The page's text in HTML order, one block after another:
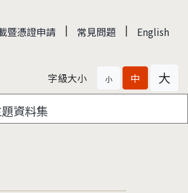
暨憑證申請 | 常見問題 | English
字級大小 小 中 大
資料集